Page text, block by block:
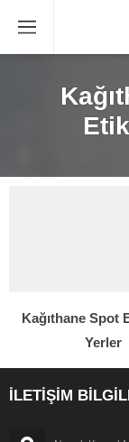
Kağıthane Spot
Yerler
İLETİŞİM